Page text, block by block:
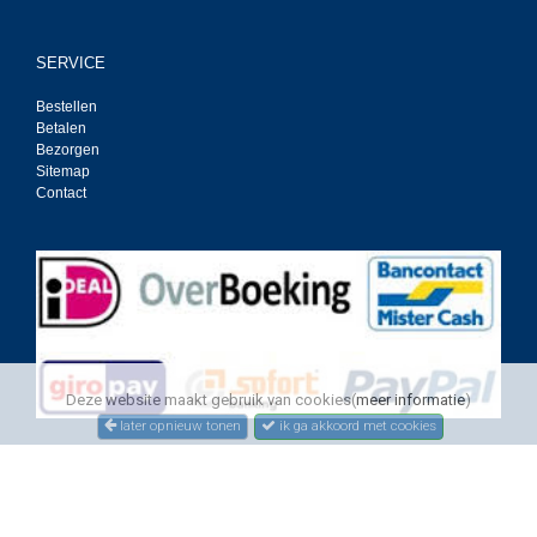
Deze website maakt gebruik van cookies(meer informatie)
later opnieuw tonen ik ga akkoord met cookies
SERVICE
Bestellen
Betalen
Bezorgen
Sitemap
Contact